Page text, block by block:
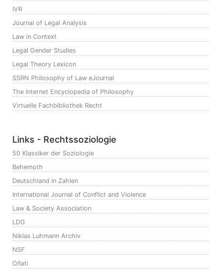
IVR
Journal of Legal Analysis
Law in Context
Legal Gender Studies
Legal Theory Lexicon
SSRN Philosophy of Law eJournal
The Internet Encyclopedia of Philosophy
Virtuelle Fachbibliothek Recht
Links - Rechtssoziologie
50 Klassiker der Soziologie
Behemoth
Deutschland in Zahlen
International Journal of Conflict and Violence
Law & Society Association
LDG
Niklas Luhmann Archiv
NSF
Oñati